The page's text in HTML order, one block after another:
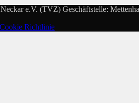
e.V. (TVZ) Geschäftstelle:
Cookie Richtlinie